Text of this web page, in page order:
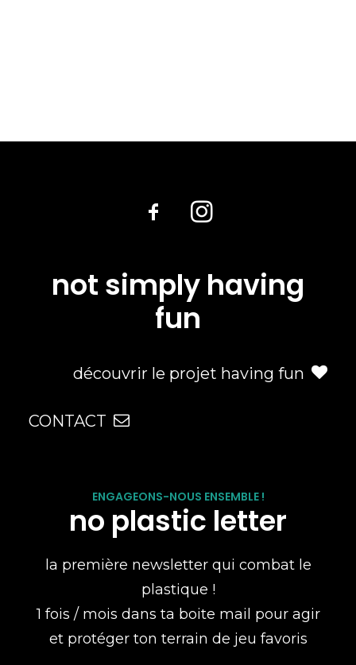
not simply having
fun
découvrir le projet having fun
CONTACT
ENGAGEONS-NOUS ENSEMBLE !
no plastic letter
la première newsletter qui combat le
plastique !
1 fois / mois dans ta boite mail pour agir
et protéger ton terrain de jeu favoris